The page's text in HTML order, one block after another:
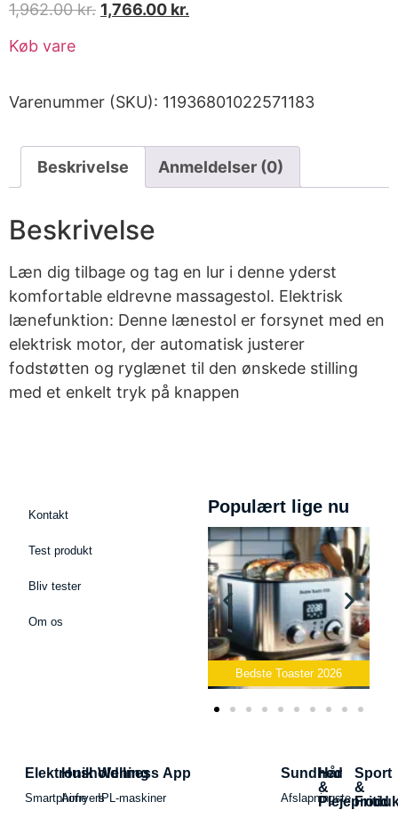
1,962.00kr. 1,766.00 kr.
Køb vare
Varenummer (SKU): 11936801022571183
Beskrivelse Anmeldelser (0)
Beskrivelse
Læn dig tilbage og tag en lur i denne yderst
komfortable eldrevne massagestol. Elektrisk
lænefunktion: Denne lænestol er forsynet med en
elektrisk motor, der automatisk justerer
fodstøtten og ryglænet til den ønskede stilling
med et enkelt tryk på knappen
Kontakt
Test produkt
Bliv tester
Om os
Populært lige nu
Bedste Toaster 2026
Elektronik
Smartphone
Husholdning
Airfryers
Wellness App
IPL-maskiner
Sundhed
Afslapningste
Hår
&
Sport
&
Fritid